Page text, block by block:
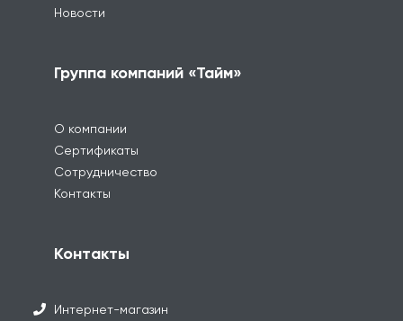
Новости
Группа компаний «Тайм»
О компании
Сертификаты
Сотрудничество
Контакты
Контакты
Интернет-магазин